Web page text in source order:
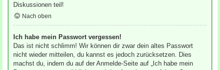
Diskussionen teil!
Nach oben
Ich habe mein Passwort vergessen!
Das ist nicht schlimm! Wir können dir zwar dein altes Passwort
nicht wieder mitteilen, du kannst es jedoch zurücksetzen. Dies
machst du, indem du auf der Anmelde-Seite auf „Ich habe mein